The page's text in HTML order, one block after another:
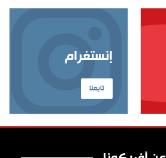
إنستغرام
تابعنا